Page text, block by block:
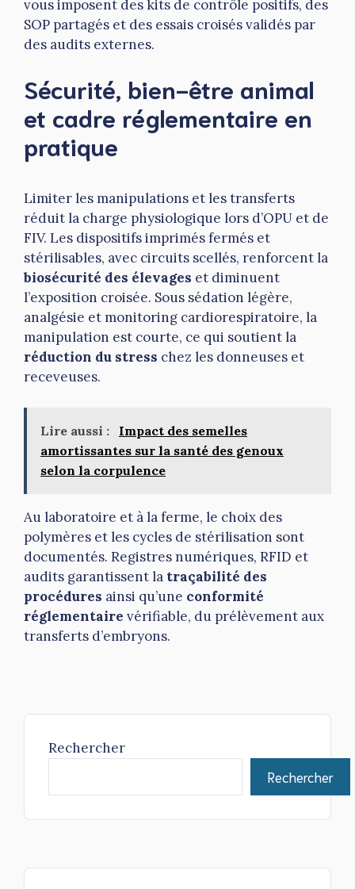
vous imposent des kits de contrôle positifs, des
SOP partagés et des essais croisés validés par
des audits externes.
Sécurité, bien-être animal
et cadre réglementaire en
pratique
Limiter les manipulations et les transferts
réduit la charge physiologique lors d’OPU et de
FIV. Les dispositifs imprimés fermés et
stérilisables, avec circuits scellés, renforcent la
biosécurité des élevages et diminuent
l’exposition croisée. Sous sédation légère,
analgésie et monitoring cardiorespiratoire, la
manipulation est courte, ce qui soutient la
réduction du stress chez les donneuses et
receveuses.
Lire aussi :
Impact des semelles
amortissantes sur la santé des genoux
selon la corpulence
Au laboratoire et à la ferme, le choix des
polymères et les cycles de stérilisation sont
documentés. Registres numériques, RFID et
audits garantissent la traçabilité des
procédures ainsi qu’une conformité
réglementaire vérifiable, du prélèvement aux
transferts d’embryons.
Rechercher
Rechercher